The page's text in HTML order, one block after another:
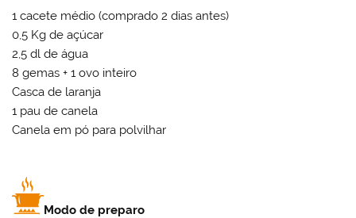
1 cacete médio (comprado 2 dias antes)
0,5 Kg de açúcar
2,5 dl de água
8 gemas + 1 ovo inteiro
Casca de laranja
1 pau de canela
Canela em pó para polvilhar
Modo de preparo